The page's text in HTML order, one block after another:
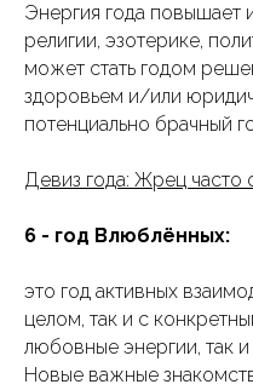
Энергия года повышает
религии, эзотерике,
может стать годом
здоровьем и/или
потенциально брачный
Девиз года: Жрец
6 - год Влюблённых:
это год активных
целом, так и с
любовные энергии, так
Новые важные